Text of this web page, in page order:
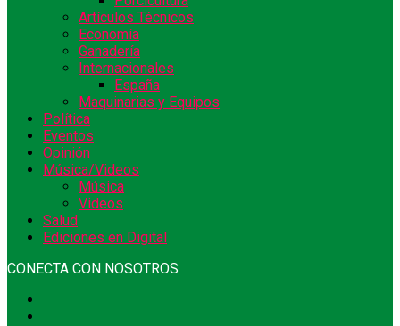
Artículos Técnicos
Economía
Ganadería
Internacionales
España
Maquinarias y Equipos
Política
Eventos
Opinión
Música/Videos
Música
Videos
Salud
Ediciones en Digital
CONECTA CON NOSOTROS